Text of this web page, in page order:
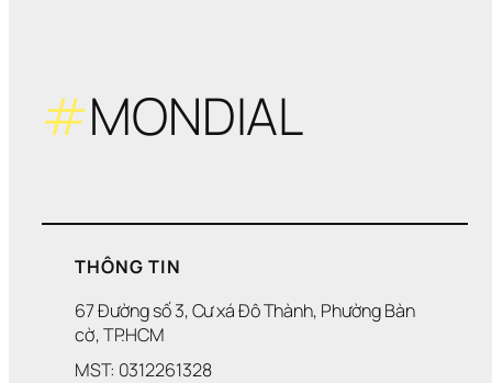
#MONDIAL
THÔNG TIN
67 Đường số 3, Cư xá Đô Thành, Phường Bàn
cờ, TP.HCM
MST: 0312261328